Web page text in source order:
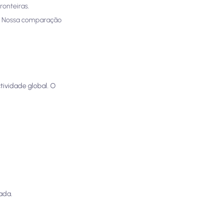
comparação
global. O